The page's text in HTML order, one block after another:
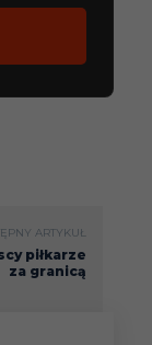
ARTYKUŁ
piłkarze
za granicą